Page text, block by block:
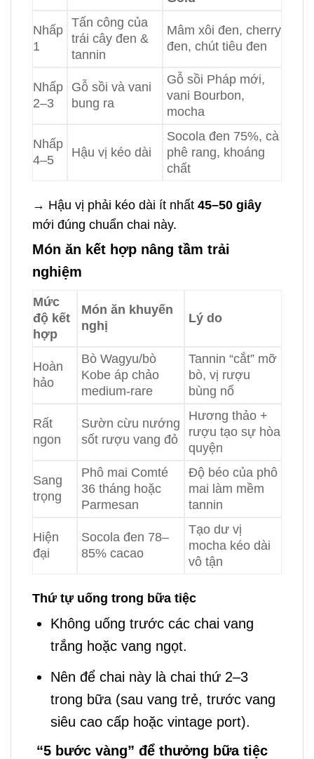
Nhấp
1
Tấn công của
trái cây đen &
tannin
Mâm xôi đen, cherry
đen, chút tiêu đen
Nhấp
2–3
Gỗ sồi và vani
bung ra
Gỗ sồi Pháp mới,
vani Bourbon,
mocha
Nhấp
4–5
Hậu vị kéo dài
Socola đen 75%, cà
phê rang, khoáng
chất
→ Hậu vị phải kéo dài ít nhất 45–50 giây
mới đúng chuẩn chai này.
Món ăn kết hợp nâng tầm trải
nghiệm
Mức
độ kết
hợp
Món ăn khuyến
nghị
Lý do
Hoàn
hảo
Bò Wagyu/bò
Kobe áp chảo
medium-rare
Tannin “cắt” mỡ
bò, vị rượu
bùng nổ
Rất
ngon
Sườn cừu nướng
sốt rượu vang đỏ
Hương thảo +
rượu tạo sự hòa
quyện
Sang
trọng
Phô mai Comté
36 tháng hoặc
Parmesan
Độ béo của phô
mai làm mềm
tannin
Hiện
đại
Socola đen 78–
85% cacao
Tạo dư vị
mocha kéo dài
vô tận
Thứ tự uống trong bữa tiệc
Không uống trước các chai vang
trắng hoặc vang ngọt.
Nên để chai này là chai thứ 2–3
trong bữa (sau vang trẻ, trước vang
siêu cao cấp hoặc vintage port).
“5 bước vàng” để thưởng bữa tiệc